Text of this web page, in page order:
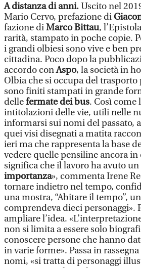
A distanza di anni.Uscito nel
Mario Cervo, prefazione di
fazione diMarco Bittau,
rarità, stampato in poche copie.
i grandi olbiesi sono vive e ben
cittadina. Poco dopo la
accordo conAspo, la società in
Olbia che si occupa del
sono finiti stampati in grande
dellefermate dei bus. Così come
intitolazioni delle vie, utili nelle
informarsi sui nomi del passato,
quei visi disegnati a matita
ieri ma che rappresenta la base
vedere quelle pensiline ancora
significa che il lavoro ha avuto un
importanza», commenta Irene
tornare indietro nel tempo,
una mostra, “Abitare il tempo”,
comprendeva dieci personaggi».
ampliare l’idea.
non si limita a essere solo
conoscere persone che hanno
in varie forme». Passa in
nomi, «si tratta di personaggi